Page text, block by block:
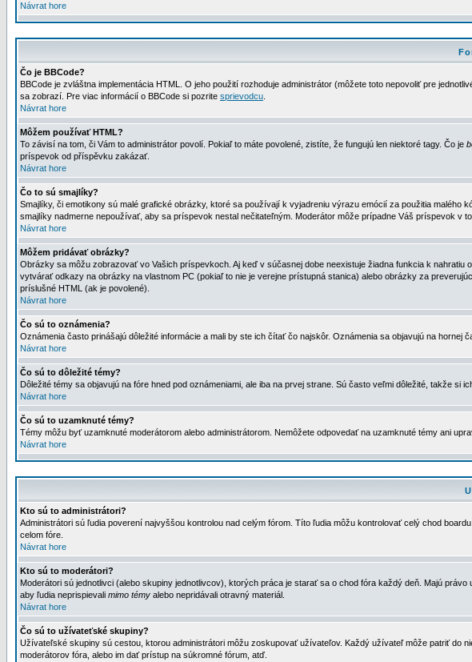
Návrat hore
Čo je BBCode?
BBCode je zvláštna implementácia HTML. O jeho použití rozhoduje administrátor (môžete toto nepovoliť pre
sa zobrazí. Pre viac informácií o BBCode si pozrite sprievodcu
Návrat hore
Môžem používať HTML?
To závisí na tom, či Vám to administrátor povolí. Pokiaľ to máte povolené, zistíte, že fungujú len niektoré tagy. Čo je
príspevok od příspěvku zakázať.
Návrat hore
Čo to sú smajlíky?
Smajlíky, či emotikony sú malé grafické obrázky, ktoré sa používají k vyjadreniu výrazu emócií za použitia
smajlíky nadmerne nepoužívať, aby sa príspevok nestal nečitateľným. Moderátor môže prípadne Váš príspevok v
Návrat hore
Môžem pridávať obrázky?
Obrázky sa môžu zobrazovať vo Vašich príspevkoch. Aj keď v súčasnej dobe neexistuje žiadna funkcia k
vytvárať odkazy na obrázky na vlastnom PC (pokiaľ to nie je verejne prístupná stanica) alebo obrázky za
príslušné HTML (ak je povolené).
Návrat hore
Čo sú to oznámenia?
Oznámenia často prinášajú dôležité informácie a mali by ste ich čítať čo najskôr. Oznámenia sa objavujú na
Návrat hore
Čo sú to dôležité témy?
Dôležité témy sa objavujú na fóre hned pod oznámeniami, ale iba na prvej strane. Sú často veľmi dôležité, takže
Návrat hore
Čo sú to uzamknuté témy?
Témy môžu byť uzamknuté moderátorom alebo administrátorom. Nemôžete odpovedať na uzamknuté témy ani
Návrat hore
Kto sú to administrátori?
Administrátori sú ľudia poverení najvyššou kontrolou nad celým fórom. Títo ľudia môžu kontrolovať celý chod
celom fóre.
Návrat hore
Kto sú to moderátori?
Moderátori sú jednotlivci (alebo skupiny jednotlivcov), ktorých práca je starať sa o chod fóra každý deň. Majú
aby ľudia neprispievali mimo témy alebo nepridávali otravný materiál.
Návrat hore
Čo sú to užívateťské skupiny?
Užívateľské skupiny sú cestou, ktorou administrátori môžu zoskupovať užívateľov. Každý užívateľ môže patriť do
moderátorov fóra, alebo im dať prístup na súkromné fórum, atď.